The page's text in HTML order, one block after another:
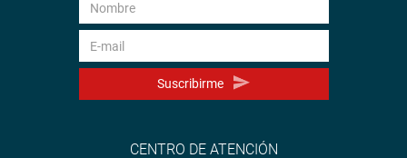
Suscribirme
CENTRO DE ATENCIÓN